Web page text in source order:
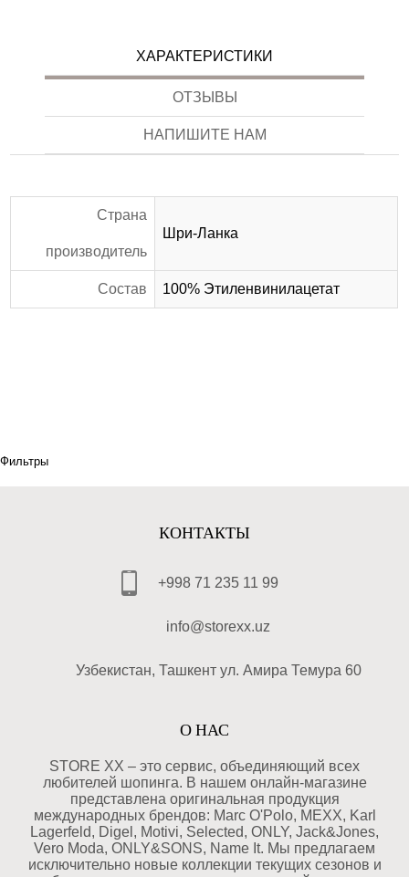
ХАРАКТЕРИСТИКИ
ОТЗЫВЫ
НАПИШИТЕ НАМ
Страна
производитель
Шри-Ланка
Состав 100% Этиленвинилацетат
Фильтры
КОНТАКТЫ
+998 71 235 11 99
info@storexx.uz
Узбекистан, Ташкент ул. Амира Темура 60
О НАС
STORE XX – это сервис, объединяющий всех
любителей шопинга. В нашем онлайн-магазине
представлена оригинальная продукция
международных брендов: Marc O'Polo, MEXX, Karl
Lagerfeld, Digel, Motivi, Selected, ONLY, Jack&Jones,
Vero Moda, ONLY&SONS, Name It. Мы предлагаем
исключительно новые коллекции текущих сезонов и